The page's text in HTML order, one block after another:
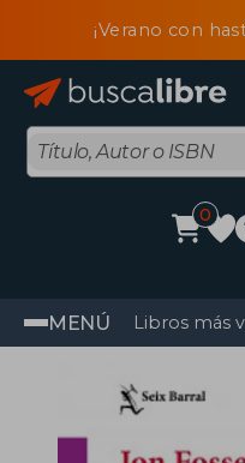
¡Verano con
0
MENÚ Libros más